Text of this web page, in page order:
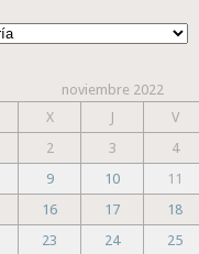
noviembre 2022
X J V
2 3 4
9 10 11
16 17 18
23 24 25